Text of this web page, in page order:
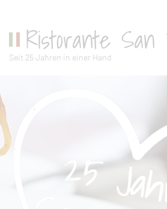
Ristorante San
Seit 25 Jahren in einer Hand